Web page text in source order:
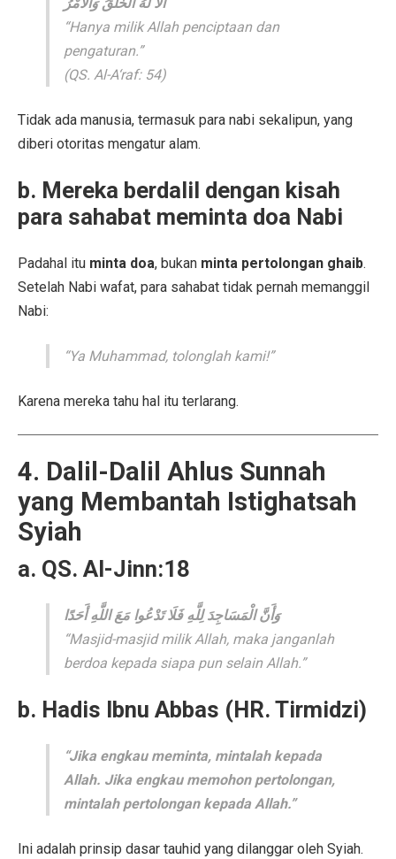
أَلَا لَهُ الْخَلْقُ وَالْأَمْرُ
“Hanya milik Allah penciptaan dan
pengaturan.”
(QS. Al-A‘raf: 54)
Tidak ada manusia, termasuk para nabi sekalipun, yang
diberi otoritas mengatur alam.
b. Mereka berdalil dengan kisah
para sahabat meminta doa Nabi
Padahal itu minta doa, bukan minta pertolongan ghaib.
Setelah Nabi wafat, para sahabat tidak pernah memanggil
Nabi:
“Ya Muhammad, tolonglah kami!”
Karena mereka tahu hal itu terlarang.
4. Dalil-Dalil Ahlus Sunnah
yang Membantah Istighatsah
Syiah
a. QS. Al-Jinn:18
وَأَنَّ الْمَسَاجِدَ لِلَّهِ فَلَا تَدْعُوا مَعَ اللَّهِ أَحَدًا
“Masjid-masjid milik Allah, maka janganlah
berdoa kepada siapa pun selain Allah.”
b. Hadis Ibnu Abbas (HR. Tirmidzi)
“Jika engkau meminta, mintalah kepada
Allah. Jika engkau memohon pertolongan,
mintalah pertolongan kepada Allah.”
Ini adalah prinsip dasar tauhid yang dilanggar oleh Syiah.